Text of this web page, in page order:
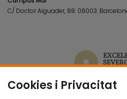
Cookies i Privacitat
C/ Doctor Aiguader, 88. 08003.